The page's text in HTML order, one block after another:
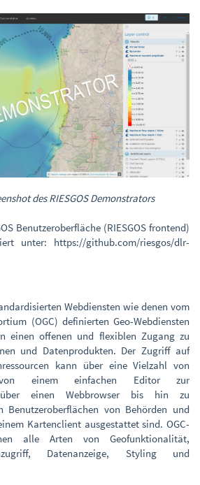
des RIESGOS Demonstrators
Benutzeroberfläche (RIESGOS frontend)
unter: https://github.com/riesgos/dlr-
Webdiensten wie denen vom
(OGC) definierten Geo-Webdiensten
einen offenen und flexiblen Zugang zu
und Datenprodukten. Der Zugriff auf
kann über eine Vielzahl von
einem einfachen Editor zur
über einen Webbrowser bis hin zu
Benutzeroberflächen von Behörden und
Kartenclient ausgestattet sind. OGC-
alle Arten von Geofunktionalität,
Datenanzeige, Styling und